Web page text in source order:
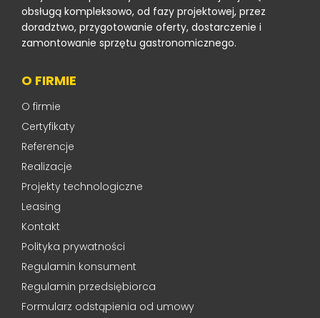
obsługą kompleksowo, od fazy projektowej, przez
doradztwo, przygotowanie oferty, dostarczenie i
zamontowanie sprzętu gastronomicznego.
O FIRMIE
O firmie
Certyfikaty
Referencje
Realizacje
Projekty technologiczne
Leasing
Kontakt
Polityka prywatności
Regulamin konsument
Regulamin przedsiębiorca
Formularz odstąpienia od umowy